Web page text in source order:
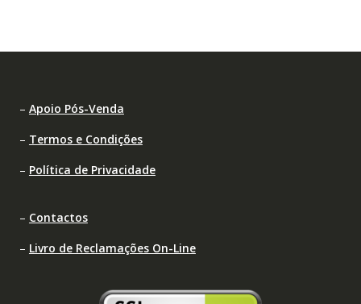
– Apoio Pós-Venda
– Termos e Condições
– Política de Privacidade
– Contactos
– Livro de Reclamações On-Line